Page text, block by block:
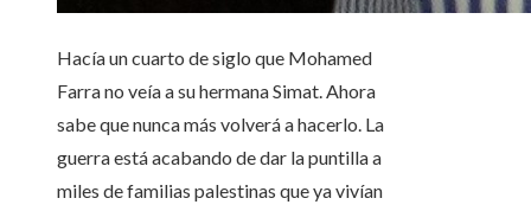
Hacía un cuarto de siglo que Mohamed
Farra no veía a su hermana Simat. Ahora
sabe que nunca más volverá a hacerlo. La
guerra está acabando de dar la puntilla a
miles de familias palestinas que ya vivían